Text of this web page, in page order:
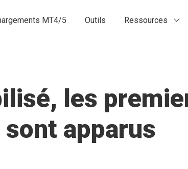
MT4/5 Outils Ressources
les
apparus